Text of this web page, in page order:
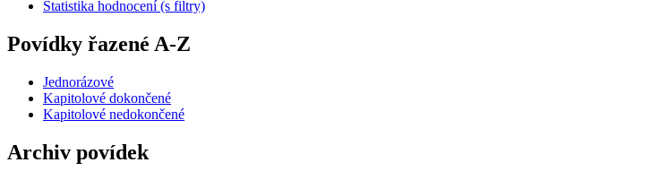
Statistika hodnocení (s filtry)
Povídky řazené A-Z
Jednorázové
Kapitolové dokončené
Kapitolové nedokončené
Archiv povídek